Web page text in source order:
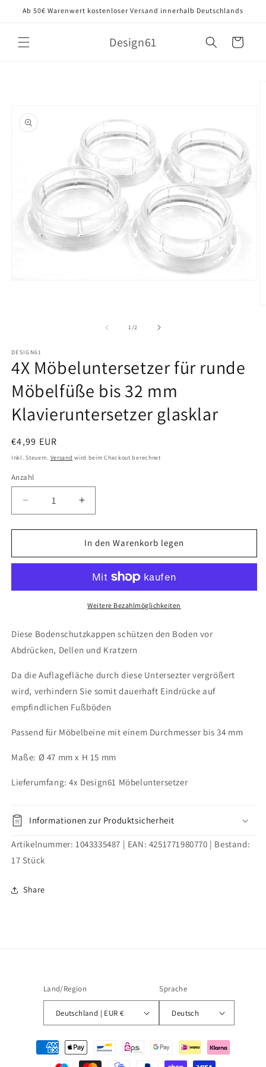
zum
Ab 50€ Warenwert kostenloser Versand innerhalb Deutschlands
Design61 Warenkorb
1/von
2
DESIGN61
4X Möbeluntersetzer für runde
Möbelfüße bis 32 mm
Klavieruntersetzer glasklar
Normaler
Preis
€4,99 EUR
Inkl. Steuern. Versand wird beim Checkout berechnet
Anzahl
Anzahl
Verringere
die
Menge
4X
runde
32
Klavieruntersetzer
Erhöhe
die
Menge
für
4X
für
runde
Möbelfüße
32
mm
Klavieruntersetzer
In den Warenkorb legen
Weitere Bezahlmöglichkeiten
Diese Bodenschutzkappen schützen den Boden vor
Abdrücken, Dellen und Kratzern
Da die Auflagefläche durch diese Untersezter vergrößert
wird, verhindern Sie somit dauerhaft Eindrücke auf
empfindlichen Fußböden
Passend für Möbelbeine mit einem Durchmesser bis 34 mm
Maße: Ø 47 mm x H 15 mm
Lieferumfang: 4x Design61 Möbeluntersetzer
Informationen zur Produktsicherheit
Artikelnummer: 1043335487 | EAN: 4251771980770 | Bestand:
17 Stück
Share
Land/Region
Deutschland | EUR €
Sprache
Deutsch
Zahlungsmethoden